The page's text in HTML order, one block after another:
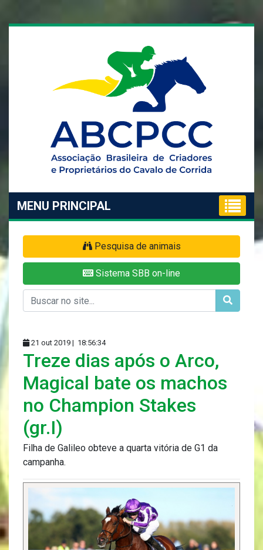
MENU PRINCIPAL
Pesquisa de animais
Sistema SBB on-line
21 out 2019 | 18:56:34
Treze dias após o Arco,
Magical bate os machos
no Champion Stakes
(gr.I)
Filha de Galileo obteve a quarta vitória de G1 da
campanha.